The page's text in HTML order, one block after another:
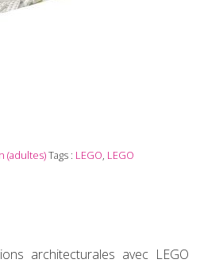
(adultes)Tags : LEGO, LEGO
architecturales avec LEGO